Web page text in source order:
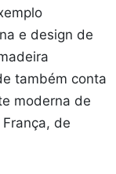
e design de
também conta
moderna de
de